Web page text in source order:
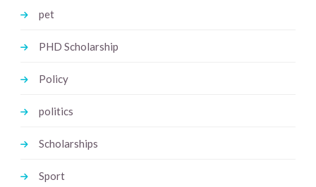
pet
PHD Scholarship
Policy
politics
Scholarships
Sport